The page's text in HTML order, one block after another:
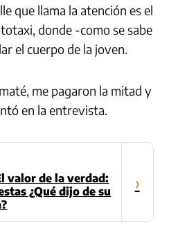
que llama la atención es el
donde -como se sabe
el cuerpo de la joven.
me pagaron la mitad y
en la entrevista.
valor de la verdad:
¿Qué dijo de su
›